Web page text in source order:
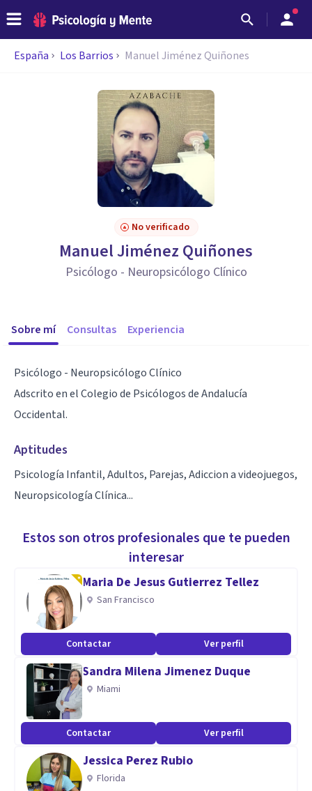
España Los Barrios Manuel Jiménez Quiñones
No verificado
Manuel Jiménez Quiñones
Psicólogo - Neuropsicólogo Clínico
Sobre mí Consultas Experiencia
Psicólogo - Neuropsicólogo Clínico
Adscrito en el Colegio de Psicólogos de Andalucía
Occidental.
Aptitudes
Psicología Infantil, Adultos, Parejas, Adiccion a videojuegos,
Neuropsicología Clínica...
Estos son otros profesionales que te pueden
interesar
Maria De Jesus Gutierrez Tellez
San Francisco
Contactar Ver perfil
Sandra Milena Jimenez Duque
Miami
Contactar Ver perfil
Jessica Perez Rubio
Florida